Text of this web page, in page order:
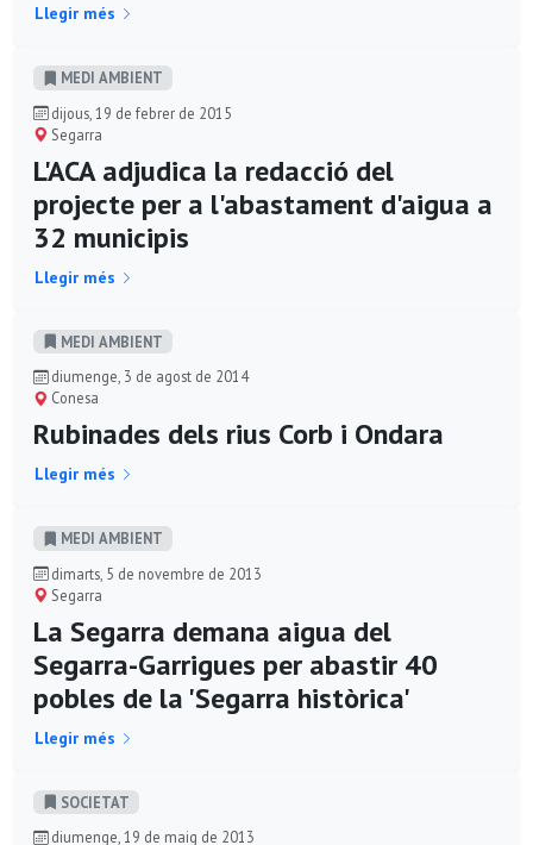
Llegir més
MEDI AMBIENT
dijous, 19 de febrer de 2015
Segarra
L'ACA adjudica la redacció del
projecte per a l'abastament d'aigua a
32 municipis
Llegir més
MEDI AMBIENT
diumenge, 3 de agost de 2014
Conesa
Rubinades dels rius Corb i Ondara
Llegir més
MEDI AMBIENT
dimarts, 5 de novembre de 2013
Segarra
La Segarra demana aigua del
Segarra-Garrigues per abastir 40
pobles de la 'Segarra històrica'
Llegir més
SOCIETAT
diumenge, 19 de maig de 2013